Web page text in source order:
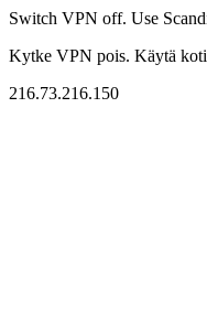
Switch VPN off. Use
Kytke VPN pois. Käytä
216.73.216.150